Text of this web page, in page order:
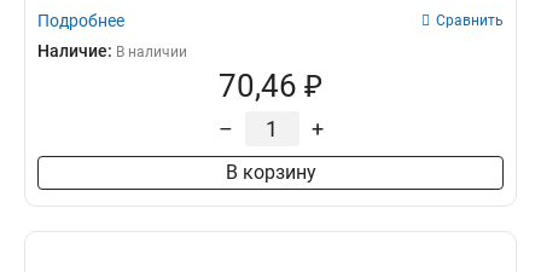
Подробнее Сравнить
Наличие: В наличии
70,46 ₽
– +
В корзину